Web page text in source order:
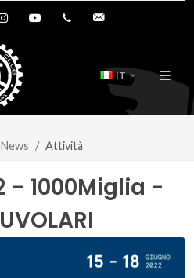
Shop
InstagramYouTube+39.0376.894391
IT
News Attività
- 1000Miglia -